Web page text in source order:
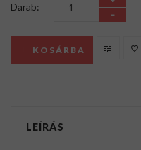
Darab:
KOSÁRBA
LEÍRÁS